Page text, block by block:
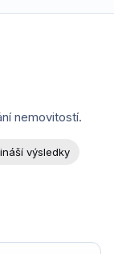
nemovitostí.
výsledky